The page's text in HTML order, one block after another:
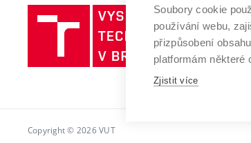
Vysoké
učení
technické
v
Copyright © 2026 VUT
Soubory cookie
používání webu,
přizpůsobení
platformám některé
Zjistit více